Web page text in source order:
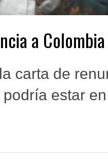
a
carta de
estar